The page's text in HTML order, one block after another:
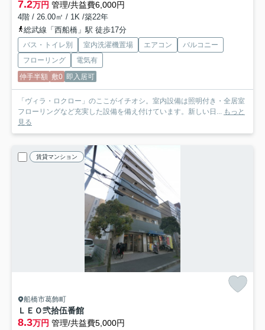
7.2万円 管理/共益費6,000円
4階 / 26.00㎡ / 1K /築22年
総武線「西船橋」駅 徒歩17分
バス・トイレ別 室内洗濯機置場 エアコン
バルコニー
フローリング
電気有
仲手半額 敷0 即入居可
「ヴィラ・ロクロー」のここがイチオシ。室内設備は照明付き・全居室
フローリングなど充実した設備を備え付けています。新しい日... もっと
見る
賃貸マンション
船橋市葛飾町
ＬＥＯ弐拾伍番館
8.3万円 管理/共益費5,000円